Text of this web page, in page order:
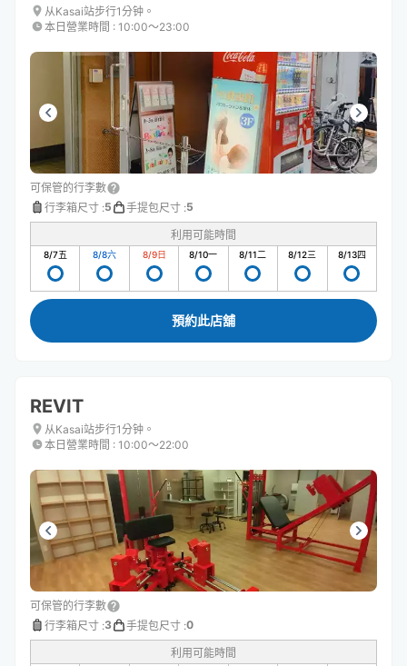
从Kasai站步行1分钟。
本日營業時間 : 10:00〜23:00
可保管的行李數
行李箱尺寸 :5 手提包尺寸 :5
利用可能時間
8/7五 8/8六 8/9日 8/10一 8/11二 8/12三 8/13四
預約此店舖
REVIT
从Kasai站步行1分钟。
本日營業時間 : 10:00〜22:00
可保管的行李數
行李箱尺寸 :3 手提包尺寸 :0
利用可能時間